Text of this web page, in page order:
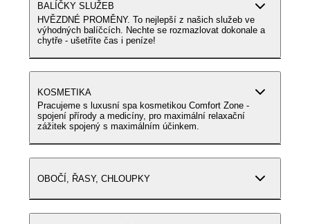
BALÍČKY SLUŽEB
HVĚZDNÉ PROMĚNY. To nejlepší z našich služeb ve
výhodných balíčcích. Nechte se rozmazlovat dokonale a
chytře - ušetříte čas i peníze!
KOSMETIKA
Pracujeme s luxusní spa kosmetikou Comfort Zone -
spojení přírody a medicíny, pro maximální relaxační
zážitek spojený s maximálním účinkem.
OBOČÍ, ŘASY, CHLOUPKY